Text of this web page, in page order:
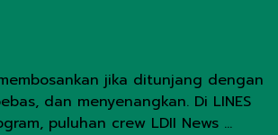
jika ditunjang dengan
dan menyenangkan. Di LINES
puluhan crew LDII News ...